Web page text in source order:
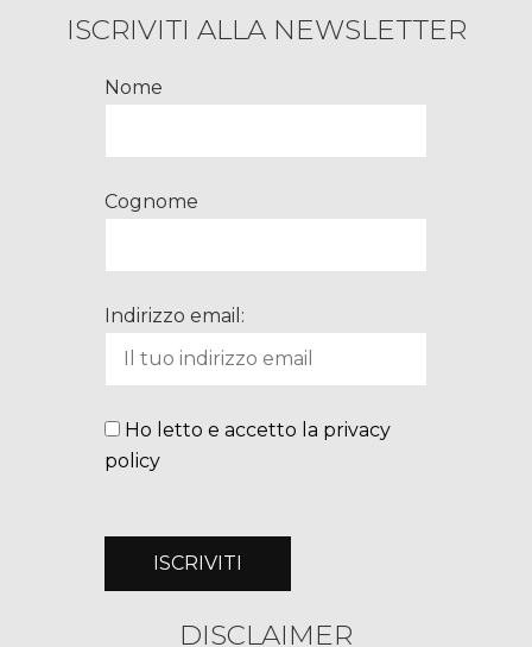
ISCRIVITI ALLA NEWSLETTER
Nome
Cognome
Indirizzo email:
Ho letto e accetto la privacy
policy
DISCLAIMER